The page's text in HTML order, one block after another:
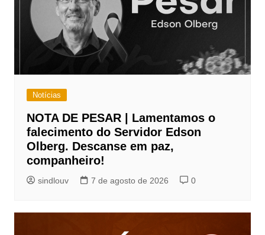
Notícias
NOTA DE PESAR | Lamentamos o
falecimento do Servidor Edson
Olberg. Descanse em paz,
companheiro!
sindlouv 7 de agosto de 2026 0